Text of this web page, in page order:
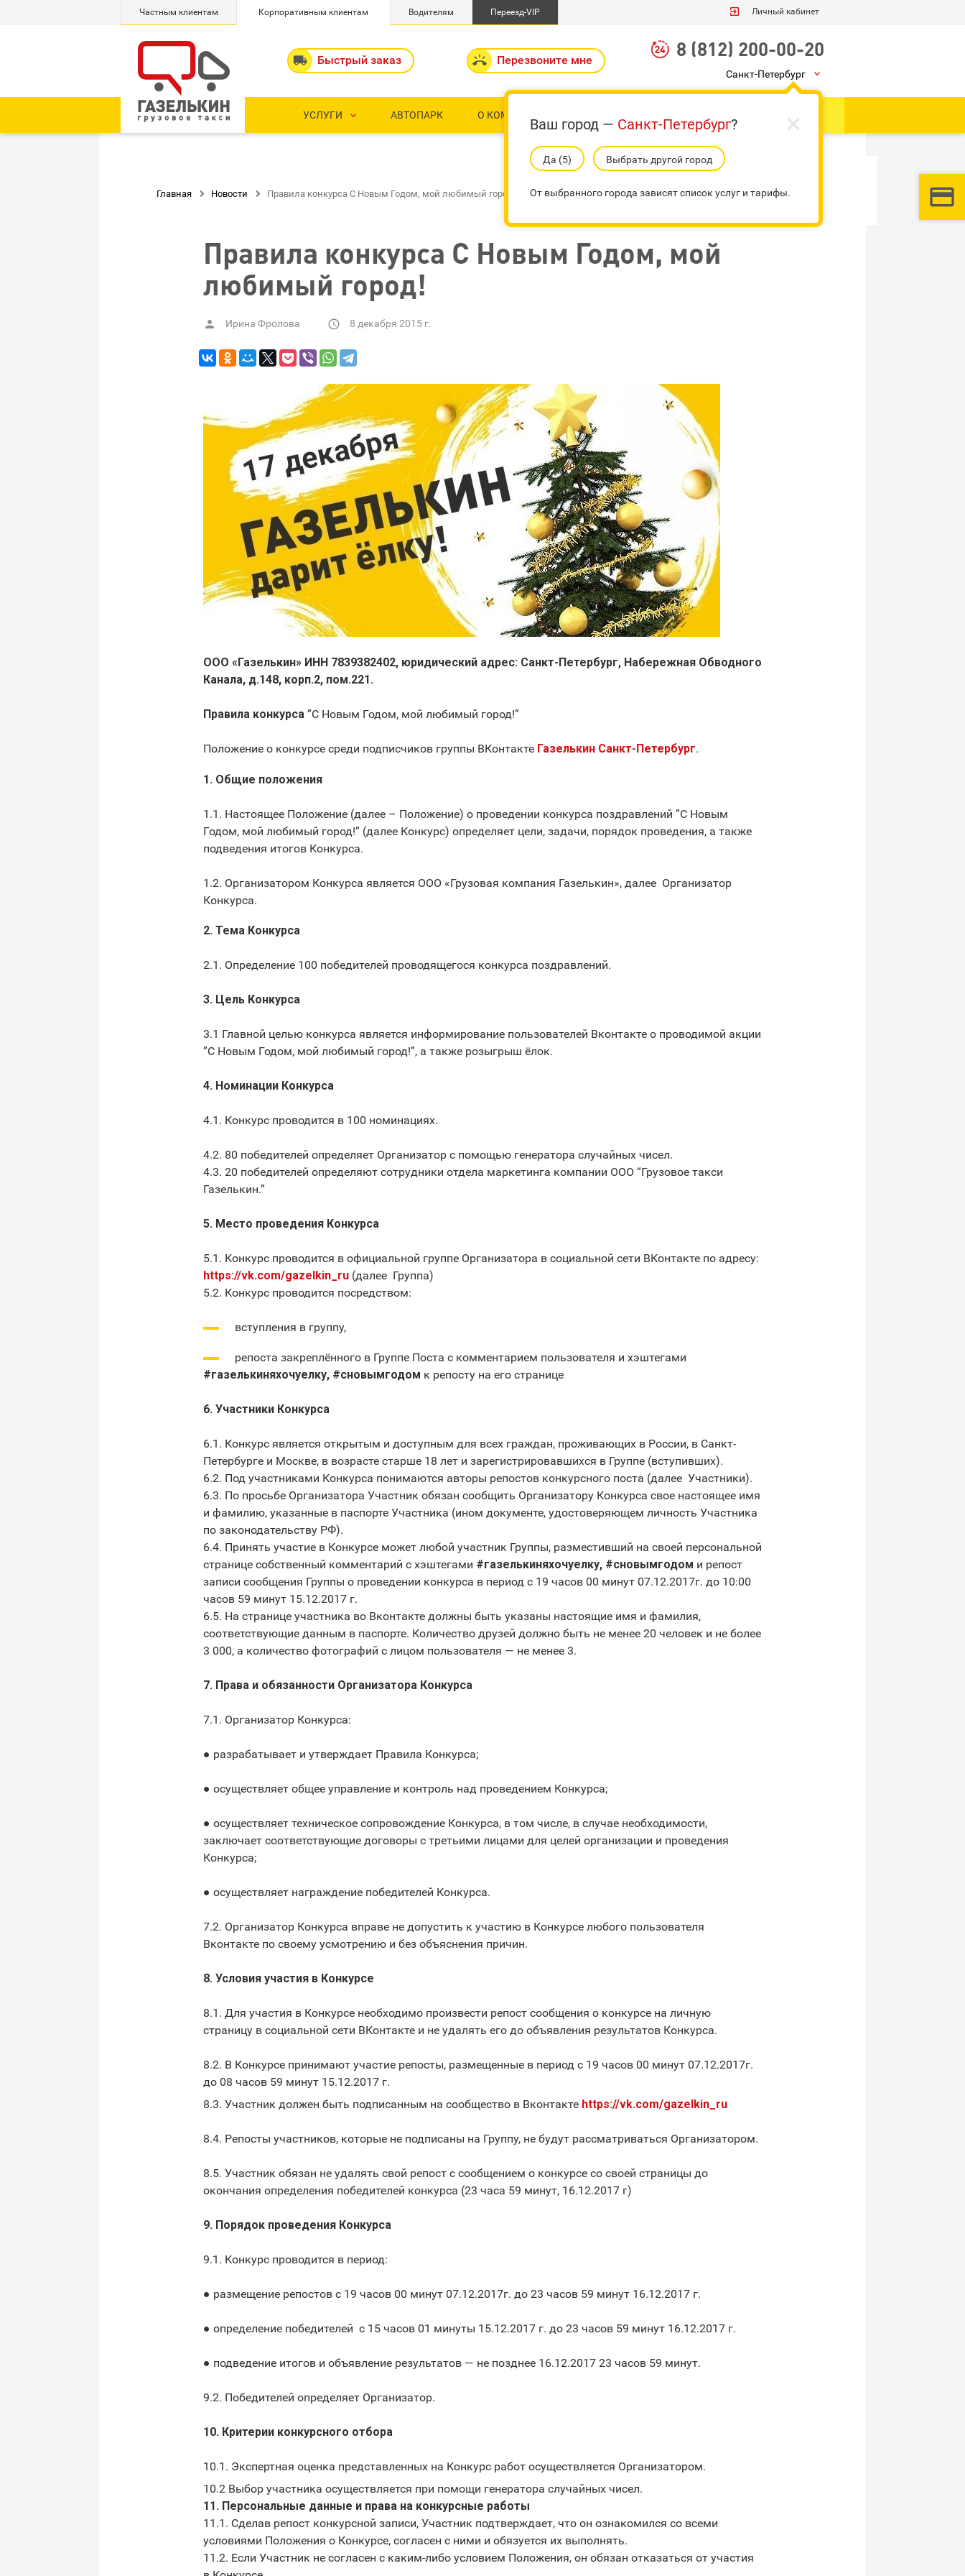
8 (812) 200-00-20
УСЛУГИ  АВТОПАРК О КОМПАНИИ
 Личный кабинет
 Быстрый заказ  Перезвоните мне
Частным клиентам Корпоративным клиентам Водителям Переезд-VIP
Санкт-Петербург 
Главная  Новости  Правила конкурса С Новым Годом, мой любимый город!
Правила конкурса С Новым Годом, мой
любимый город!
 Ирина Фролова  8 декабря 2015 г.
ООО «Газелькин» ИНН 7839382402, юридический адрес: Санкт-Петербург, Набережная Обводного
Канала, д.148, корп.2, пом.221.
Правила конкурса ”С Новым Годом, мой любимый город!”
Положение о конкурсе среди подписчиков группы ВКонтакте Газелькин Санкт-Петербург.
1. Общие положения
1.1. Настоящее Положение (далее – Положение) о проведении конкурса поздравлений ”С Новым
Годом, мой любимый город!” (далее Конкурс) определяет цели, задачи, порядок проведения, а также
подведения итогов Конкурса.
1.2. Организатором Конкурса является ООО «Грузовая компания Газелькин», далее ­ Организатор
Конкурса.
2. Тема Конкурса
2.1. Определение 100 победителей проводящегося конкурса поздравлений.
3. Цель Конкурса
3.1 Главной целью конкурса является информирование пользователей Вконтакте о проводимой акции
”С Новым Годом, мой любимый город!”, а также розыгрыш ёлок.
4. Номинации Конкурса
4.1. Конкурс проводится в 100 номинациях.
4.2. 80 победителей определяет Организатор с помощью генератора случайных чисел.
4.3. 20 победителей определяют сотрудники отдела маркетинга компании ООО “Грузовое такси
Газелькин.”
5. Место проведения Конкурса
5.1. Конкурс проводится в официальной группе Организатора в социальной сети ВКонтакте по адресу:
https://vk.com/gazelkin_ru (далее ­ Группа)
5.2. Конкурс проводится посредством:
вступления в группу,
репоста закреплённого в Группе Поста с комментарием пользователя и хэштегами
#газелькиняхочуелку, #сновымгодом к репосту на его странице
6. Участники Конкурса
6.1. Конкурс является открытым и доступным для всех граждан, проживающих в России, в Санкт-
Петербурге и Москве, в возрасте старше 18 лет и зарегистрировавшихся в Группе (вступивших).
6.2. Под участниками Конкурса понимаются авторы репостов конкурсного поста (далее ­ Участники).
6.3. По просьбе Организатора Участник обязан сообщить Организатору Конкурса свое настоящее имя
и фамилию, указанные в паспорте Участника (ином документе, удостоверяющем личность Участника
по законодательству РФ).
6.4. Принять участие в Конкурсе может любой участник Группы, разместивший на своей персональной
странице собственный комментарий с хэштегами #газелькиняхочуелку, #сновымгодом и репост
записи сообщения Группы о проведении конкурса в период с 19 часов 00 минут 07.12.2017г. до 10:00
часов 59 минут 15.12.2017 г.
6.5. На странице участника во Вконтакте должны быть указаны настоящие имя и фамилия,
соответствующие данным в паспорте. Количество друзей должно быть не менее 20 человек и не более
3 000, а количество фотографий с лицом пользователя — не менее 3.
7. Права и обязанности Организатора Конкурса
7.1. Организатор Конкурса:
● разрабатывает и утверждает Правила Конкурса;
● осуществляет общее управление и контроль над проведением Конкурса;
● осуществляет техническое сопровождение Конкурса, в том числе, в случае необходимости,
заключает соответствующие договоры с третьими лицами для целей организации и проведения
Конкурса;
● осуществляет награждение победителей Конкурса.
7.2. Организатор Конкурса вправе не допустить к участию в Конкурсе любого пользователя
Вконтакте по своему усмотрению и без объяснения причин.
8. Условия участия в Конкурсе
8.1. Для участия в Конкурсе необходимо произвести репост сообщения о конкурсе на личную
страницу в социальной сети ВКонтакте и не удалять его до объявления результатов Конкурса.
8.2. В Конкурсе принимают участие репосты, размещенные в период с 19 часов 00 минут 07.12.2017г.
до 08 часов 59 минут 15.12.2017 г.
8.3. Участник должен быть подписанным на сообщество в Вконтакте https://vk.com/gazelkin_ru
8.4. Репосты участников, которые не подписаны на Группу, не будут рассматриваться Организатором.
8.5. Участник обязан не удалять свой репост с сообщением о конкурсе со своей страницы до
окончания определения победителей конкурса (23 часа 59 минут, 16.12.2017 г)
9. Порядок проведения Конкурса
9.1. Конкурс проводится в период:
​● размещение репостов­ с 19 часов 00 минут 07.12.2017г. до 23 часов 59 минут 16.12.2017 г.
​● определение победителей ­ с 15 часов 01 минуты 15.12.2017 г. до 23 часов 59 минут 16.12.2017 г.
​● подведение итогов ­и объявление результатов — не позднее 16.12.2017 23 часов 59 минут.
9.2. Победителей определяет Организатор.
10. Критерии конкурсного отбора
10.1. Экспертная оценка представленных на Конкурс работ осуществляется Организатором.
10.2 Выбор участника осуществляется при помощи генератора случайных чисел.
11. Персональные данные и права на конкурсные работы
11.1. Сделав репост конкурсной записи, Участник подтверждает, что он ознакомился со всеми
условиями Положения о Конкурсе, согласен с ними и обязуется их выполнять.
11.2. Если Участник не согласен с каким­-либо условием Положения, он обязан отказаться от участия

Ваш город — Санкт-Петербург?
Да (4) Выбрать другой город
От выбранного города зависят список услуг и тарифы.